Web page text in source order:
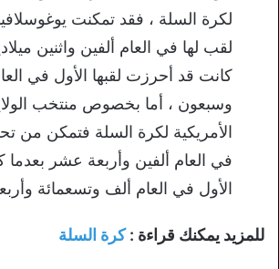
لكرة السلة ، فقد تمكنت
لقب لها في العام ألفين واثنين
كانت قد أحرزت لقبها الأول في
وسبعون ، أما بخصوص منتخب
الأمريكية لكرة السلة فتمكن من
في العام ألفين وأربعة عشر بعدما
الأول في العام ألف وتسعمائة
للمزيد يمكنك قراءة :كرة السلة